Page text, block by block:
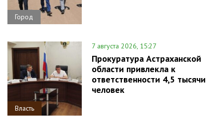
Город
Власть
7 августа 2026, 15:27
Прокуратура Астраханской
области привлекла к
ответственности 4,5 тысячи
человек